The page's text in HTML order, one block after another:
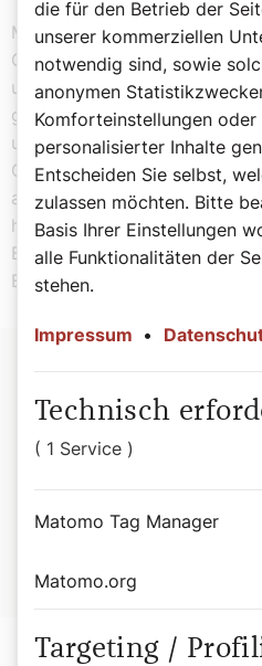
Martha Keil, Direktorin des
Geschichte Österreichs, das
untergebracht ist, hat die
große Versammlungsraum
und Lesungen genützt. Die
Objekte und Videos zu
aus Sankt Pölten
haben zur Ehemaligen
Beziehung aufgebaut. Ein
Erinnerungskultur, das einen
Termintipp: Jewish
Das Festival für jüdische Kultur
Juni: Vorträge, Lesungen und
Auseinandersetzung mit
zentraler Austragungsort ist die
ehemalige-synagoge.at
die für den Betrieb der
unserer kommerziellen
notwendig sind, sowie
anonymen
Komforteinstellungen
personalisierter Inhalte
Entscheiden Sie selbst,
zulassen möchten. Bitte
Basis Ihrer Einstellungen
alle Funktionalitäten der
stehen.
Impressum •
Technisch
( 1 Service )
Matomo Tag Manager
Matomo.org
Targeting /